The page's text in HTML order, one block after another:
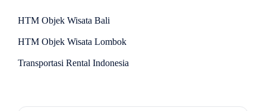
HTM Objek Wisata Bali
HTM Objek Wisata Lombok
Transportasi Rental Indonesia